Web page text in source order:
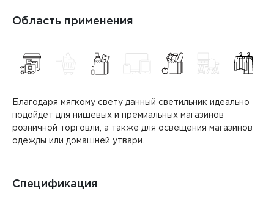
Область применения
Благодаря мягкому свету данный светильник идеально
подойдет для нишевых и премиальных магазинов
розничной торговли, а также для освещения магазинов
одежды или домашней утвари.
Спецификация